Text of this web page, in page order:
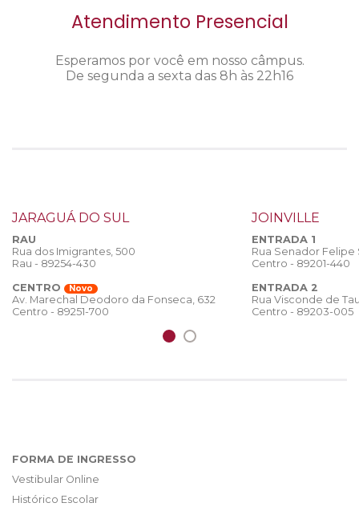
Atendimento Presencial
Esperamos por você em nosso câmpus.
De segunda a sexta das 8h às 22h16
JARAGUÁ DO SUL
RAU
Rua dos Imigrantes, 500
Rau - 89254-430
CENTRO
Novo
Av. Marechal Deodoro da Fonseca, 632
Centro - 89251-700
JOINVILLE
ENTRADA 1
Rua Senador
Centro - 89201-440
ENTRADA 2
Rua Visconde de
Centro - 89203-005
FORMA DE INGRESSO
Vestibular Online
Histórico Escolar